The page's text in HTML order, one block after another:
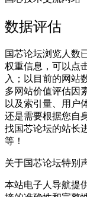
数据评估
国芯论坛浏览人数
权重信息，可以点
入；以目前的网站
多网站价值评估因
以及索引量、用户
还是需要根据您自
找国芯论坛的站长
等！
关于国芯论坛特别
本站电子人导航提